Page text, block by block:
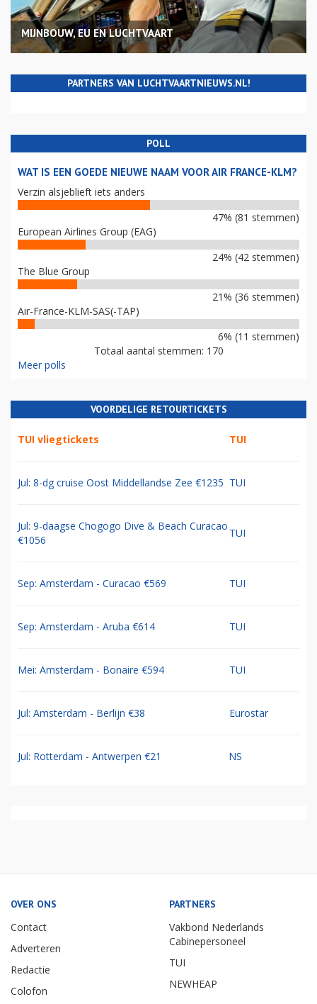
MIJNBOUW, EU EN LUCHTVAART
PARTNERS VAN LUCHTVAARTNIEUWS.NL!
POLL
WAT IS EEN GOEDE NIEUWE NAAM VOOR AIR FRANCE-KLM?
Verzin alsjeblieft iets anders
47% (81 stemmen)
European Airlines Group (EAG)
24% (42 stemmen)
The Blue Group
21% (36 stemmen)
Air-France-KLM-SAS(-TAP)
6% (11 stemmen)
Totaal aantal stemmen: 170
Meer polls
VOORDELIGE RETOURTICKETS
TUI vliegtickets TUI
Jul: 8-dg cruise Oost Middellandse Zee €1235 TUI
Jul: 9-daagse Chogogo Dive & Beach Curacao
€1056
TUI
Sep: Amsterdam - Curacao €569 TUI
Sep: Amsterdam - Aruba €614 TUI
Mei: Amsterdam - Bonaire €594 TUI
Jul: Amsterdam - Berlijn €38 Eurostar
Jul: Rotterdam - Antwerpen €21 NS
OVER ONS
Contact
Adverteren
Redactie
Colofon
PARTNERS
Vakbond Nederlands
Cabinepersoneel
TUI
NEWHEAP